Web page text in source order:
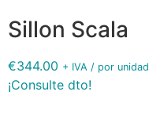
Sillon Scala
€344.00 + IVA / por unidad
¡Consulte dto!